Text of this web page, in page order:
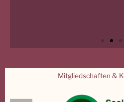
Mitgliedschaften &